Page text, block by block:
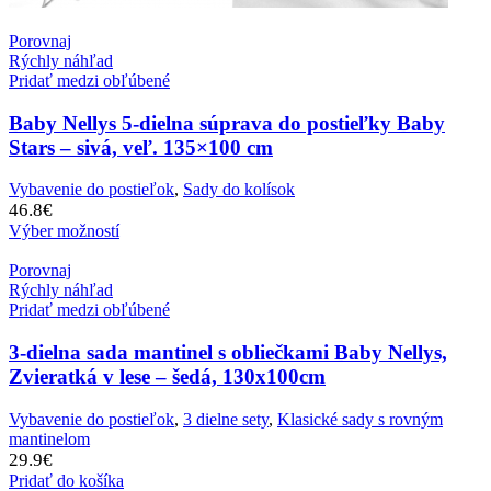
Porovnaj
Rýchly náhľad
Pridať medzi obľúbené
Baby Nellys 5-dielna súprava do postieľky Baby
Stars – sivá, veľ. 135×100 cm
Vybavenie do postieľok, Sady do kolísok
46.8€
Výber možností
Porovnaj
Rýchly náhľad
Pridať medzi obľúbené
3-dielna sada mantinel s obliečkami Baby Nellys,
Zvieratká v lese – šedá, 130x100cm
Vybavenie do postieľok, 3 dielne sety, Klasické sady s rovným
mantinelom
29.9€
Pridať do košíka